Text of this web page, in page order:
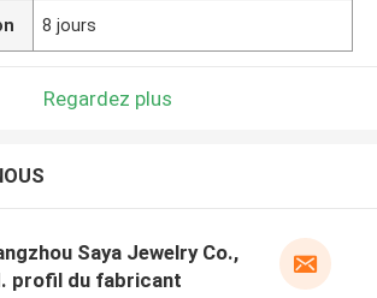
8 jours
Regardez plus
Saya Jewelry Co.,
profil du fabricant